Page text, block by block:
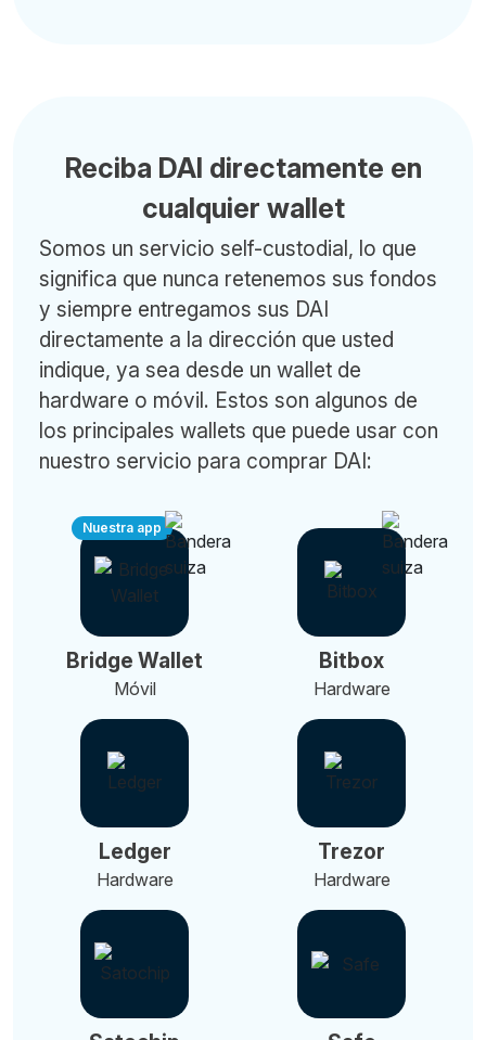
Reciba DAI directamente en
cualquier wallet
Somos un servicio self-custodial, lo que
significa que nunca retenemos sus fondos
y siempre entregamos sus DAI
directamente a la dirección que usted
indique, ya sea desde un wallet de
hardware o móvil. Estos son algunos de
los principales wallets que puede usar con
nuestro servicio para comprar DAI:
Nuestra app
Bridge Wallet
Móvil
Bitbox
Hardware
Ledger
Hardware
Trezor
Hardware